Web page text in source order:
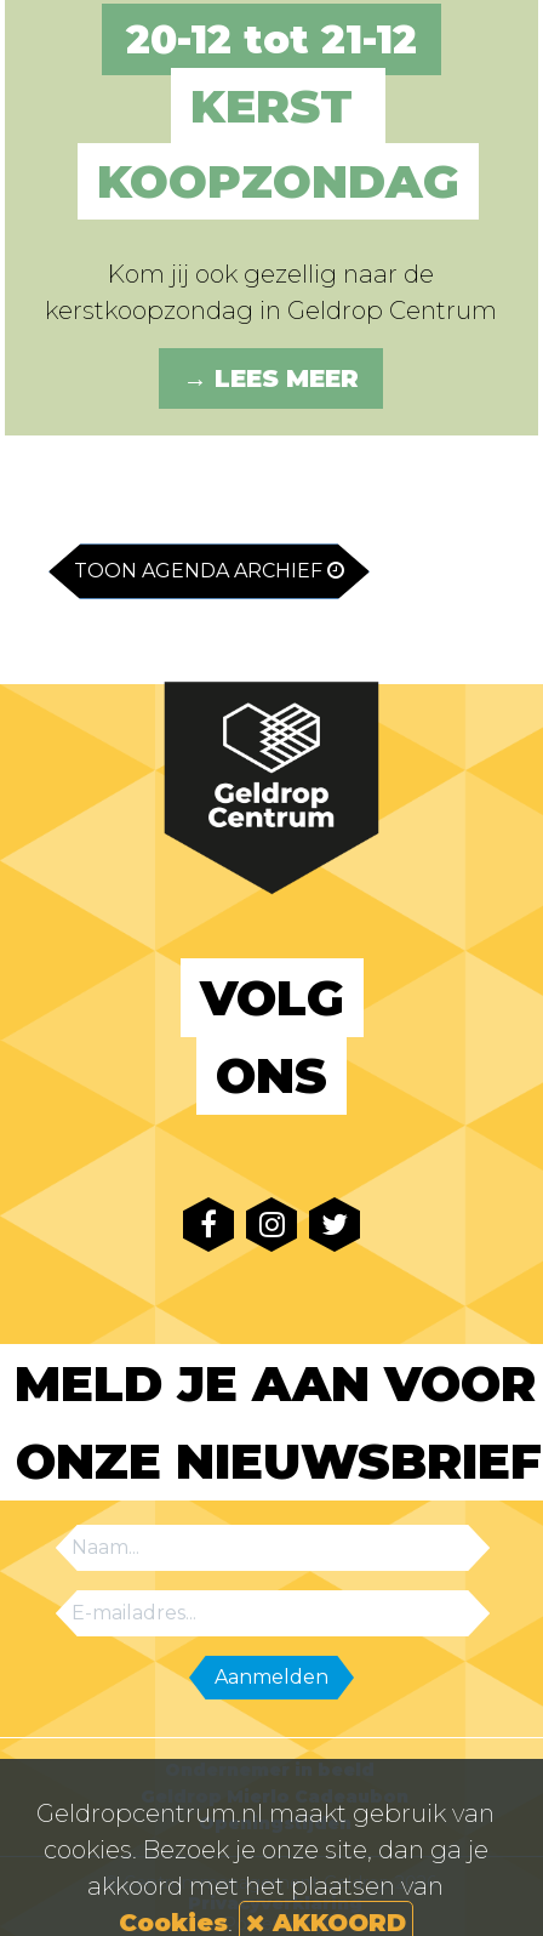
20-12 tot 21-12
KERST
KOOPZONDAG
Kom jij ook gezellig naar de
kerstkoopzondag in Geldrop Centrum
→ LEES MEER
TOON AGENDA ARCHIEF
VOLG
ONS
MELD JE AAN VOOR
ONZE NIEUWSBRIEF
Openingstijden
© Centrummanagement Geldrop 2026
Privacyverklaring
Powered by
Geldropcentrum.nl maakt gebruik van
cookies. Bezoek je onze site, dan ga je
akkoord met het plaatsen van
Cookies. AKKOORD